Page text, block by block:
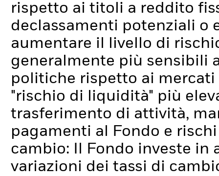
rispetto ai titoli a reddito
declassamenti potenziali o
aumentare il livello di
generalmente più sensibili
politiche rispetto ai
"rischio di liquidità" più
trasferimento di attività,
pagamenti al Fondo e
cambio: Il Fondo investe in
variazioni dei tassi di